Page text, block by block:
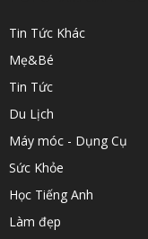
Tin Tức Khác
Mẹ&Bé
Tin Tức
Du Lịch
Máy móc - Dụng Cụ
Sức Khỏe
Học Tiếng Anh
Làm đẹp